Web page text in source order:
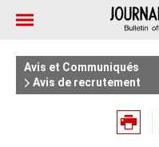
Avis et Communiqués
Avis de recrutement